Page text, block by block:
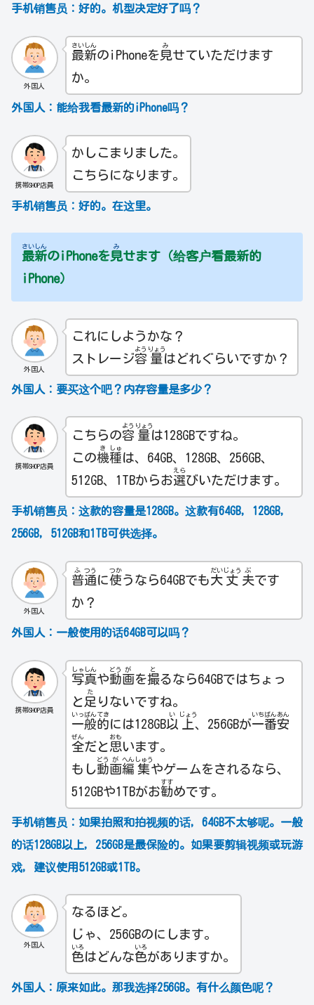
手机销售员： 好的。机型决定好了吗？
外国人
最
さい
新
しん
のiPhoneを見
み
せていただけます
か。
外国人：能给我看最新的iPhone吗？
携帯SHOP店員
かしこまりました。
こちらになります。
手机销售员： 好的。在这里。
最
さい
新
しん
のiPhoneを見
み
せます（给客户看最新的
iPhone）
外国人
これにしようかな？
ストレージ容
よう
量
りょう
はどれぐらいですか？
外国人：要买这个吧？内存容量是多少？
携帯SHOP店員
こちらの容
よう
量
りょう
は128GBですね。
この機
き
種
しゅ
は、64GB、128GB、256GB、
512GB、1TBからお選
えら
びいただけます。
手机销售员： 这款的容量是128GB。这款有64GB，128GB，
256GB，512GB和1TB可供选择。
外国人
普
ふ
通
つう
に使
つか
うなら64GBでも大
だい
丈
じょう
夫
ぶ
です
か？
外国人：一般使用的话64GB可以吗？
携帯SHOP店員
写
しゃ
真
しん
や動
どう
画
が
を撮
と
るなら64GBではちょっ
と 足
た
りないですね。
一
いっ
般
ぱん
的
てき
には128GB以
い
上
じょう
、256GBが一
いち
番
ばん
安
あん
全
ぜん
だと思
おも
います。
もし動
どう
画
が
編
へん
集
しゅう
やゲームをされるなら、
512GBや1TBがお勧
すす
めです。
手机销售员： 如果拍照和拍视频的话，64GB不太够呢。一般
的话128GB以上，256GB是最保险的。如果要剪辑视频或玩游
戏，建议使用512GB或1TB。
外国人
なるほど。
じゃ、256GBのにします。
色
いろ
はどんな色
いろ
がありますか。
外国人： 原来如此。那我选择256GB。有什么颜色呢？